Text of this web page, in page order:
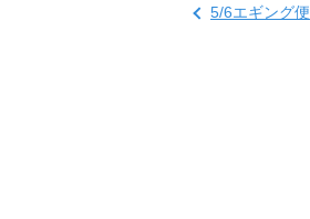
5/6エギング便